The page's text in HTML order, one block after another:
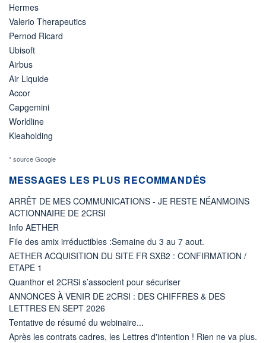
Hermes
Valerio Therapeutics
Pernod Ricard
Ubisoft
Airbus
Air Liquide
Accor
Capgemini
Worldline
Kleaholding
* source Google
MESSAGES LES PLUS RECOMMANDÉS
ARRÊT DE MES COMMUNICATIONS - JE RESTE NÉANMOINS
ACTIONNAIRE DE 2CRSI
Info AETHER
File des amix irréductibles :Semaine du 3 au 7 aout.
AETHER ACQUISITION DU SITE FR SXB2 : CONFIRMATION /
ETAPE 1
Quanthor et 2CRSi s’associent pour sécuriser
ANNONCES À VENIR DE 2CRSI : DES CHIFFRES & DES
LETTRES EN SEPT 2026
Tentative de résumé du webinaire...
Après les contrats cadres, les Lettres d'intention ! Rien ne va plus.